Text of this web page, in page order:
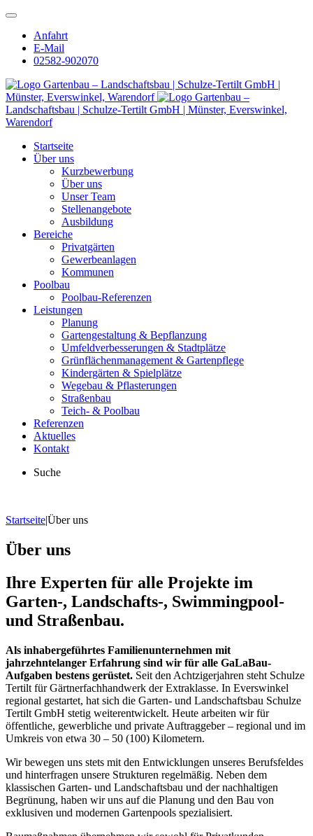
Anfahrt
E-Mail
02582-902070
Gartenbau – Landschaftsbau | Schulze-Tertilt GmbH |
Münster, Everswinkel, Warendorf
Gartenbau –
Landschaftsbau | Schulze-Tertilt GmbH | Münster, Everswinkel,
Warendorf
Startseite
Über uns
Kurzbewerbung
Über uns
Unser Team
Stellenangebote
Ausbildung
Bereiche
Privatgärten
Gewerbeanlagen
Kommunen
Poolbau
Poolbau-Referenzen
Leistungen
Planung
Gartengestaltung & Bepflanzung
Umfeldverbesserungen & Stadtplätze
Grünflächenmanagement & Gartenpflege
Kindergärten & Spielplätze
Wegebau & Pflasterungen
Straßenbau
Teich- & Poolbau
Referenzen
Aktuelles
Kontakt
Suche
Startseite|Über uns
Über uns
Ihre Experten für alle Projekte im
Garten-, Landschafts-, Swimmingpool-
und Straßenbau.
Als inhabergeführtes Familienunternehmen mit
jahrzehntelanger Erfahrung sind wir für alle GaLaBau-
Aufgaben bestens gerüstet. Seit den Achtzigerjahren steht Schulze
Tertilt für Gärtnerfachhandwerk der Extraklasse. In Everswinkel
regional gestartet, hat sich die Garten- und Landschaftsbau Schulze
Tertilt GmbH stetig weiterentwickelt. Heute arbeiten wir für
öffentliche, gewerbliche und private Auftraggeber – regional und im
Umkreis von etwa 30 – 50 (100) Kilometern.
Wir bewegen uns stets mit den Entwicklungen unseres Berufsfeldes
und hinterfragen unsere Strukturen regelmäßig. Neben dem
klassischen Garten- und Landschaftsbau und der nachhaltigen
Begrünung, haben wir uns auf die Planung und den Bau von
exklusiven und modernen Gartenpools spezialisiert.